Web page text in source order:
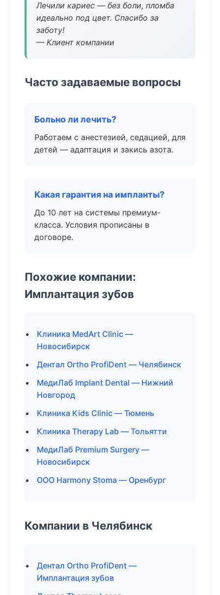
Лечили кариес — без боли, пломба
идеально под цвет. Спасибо за
заботу!
— Клиент компании
Часто задаваемые вопросы
Больно ли лечить?
Работаем с анестезией, седацией, для
детей — адаптация и закись азота.
Какая гарантия на импланты?
До 10 лет на системы премиум-
класса. Условия прописаны в
договоре.
Похожие компании:
Имплантация зубов
Клиника MedArt Clinic —
Новосибирск
Дентал Ortho ProfiDent — Челябинск
МедиЛаб Implant Dental — Нижний
Новгород
Клиника Kids Clinic — Тюмень
Клиника Therapy Lab — Тольятти
МедиЛаб Premium Surgery —
Новосибирск
ООО Harmony Stoma — Оренбург
Компании в Челябинск
Дентал Ortho ProfiDent —
Имплантация зубов